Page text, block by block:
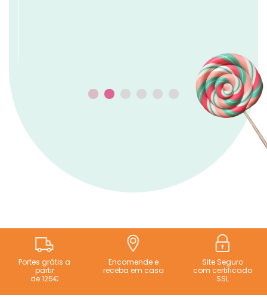
Portes grátis a
partir
de 125€
Encomende e
receba em casa
Site Seguro
com certificado
SSL